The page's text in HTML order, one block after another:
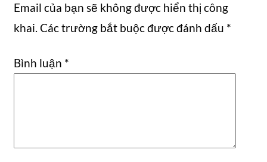
Email của bạn sẽ không được hiển thị công
khai. Các trường bắt buộc được đánh dấu *
Bình luận *